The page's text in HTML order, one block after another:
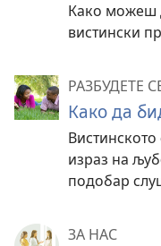
Како можеш
вистински
РАЗБУДЕТЕ
Како да
израз на
подобар
ЗА НАС